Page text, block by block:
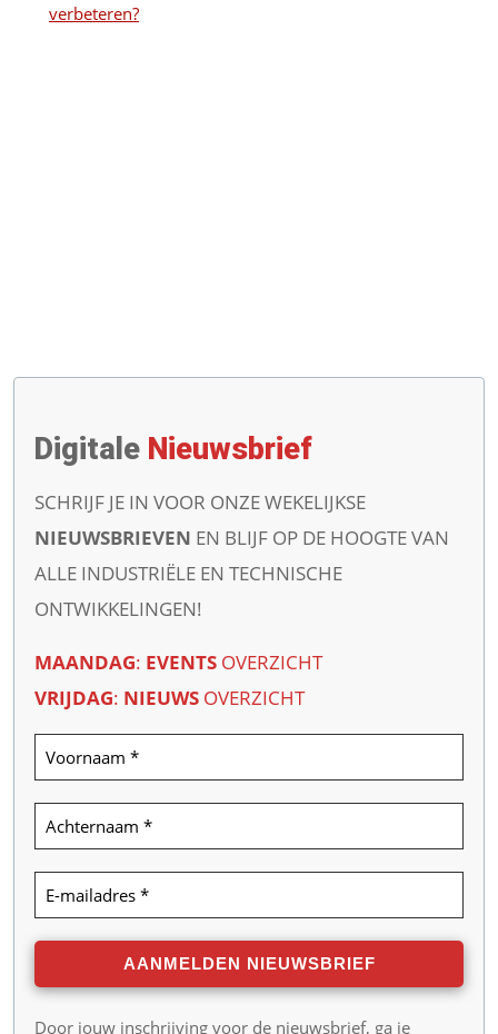
verbeteren?
Digitale Nieuwsbrief
SCHRIJF JE IN VOOR ONZE WEKELIJKSE
NIEUWSBRIEVEN EN BLIJF OP DE HOOGTE VAN
ALLE INDUSTRIËLE EN TECHNISCHE
ONTWIKKELINGEN!
MAANDAG: EVENTS OVERZICHT
VRIJDAG: NIEUWS OVERZICHT
Door jouw inschrijving voor de nieuwsbrief, ga je